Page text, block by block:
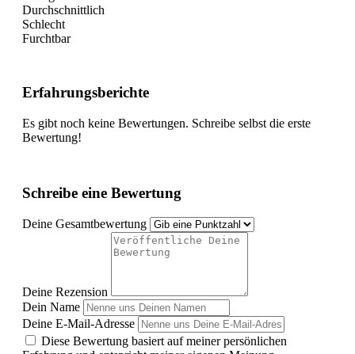
Durchschnittlich
Schlecht
Furchtbar
Erfahrungsberichte
Es gibt noch keine Bewertungen. Schreibe selbst die erste
Bewertung!
Schreibe eine Bewertung
Deine Gesamtbewertung
Deine Rezension
Dein Name
Deine E-Mail-Adresse
Diese Bewertung basiert auf meiner persönlichen